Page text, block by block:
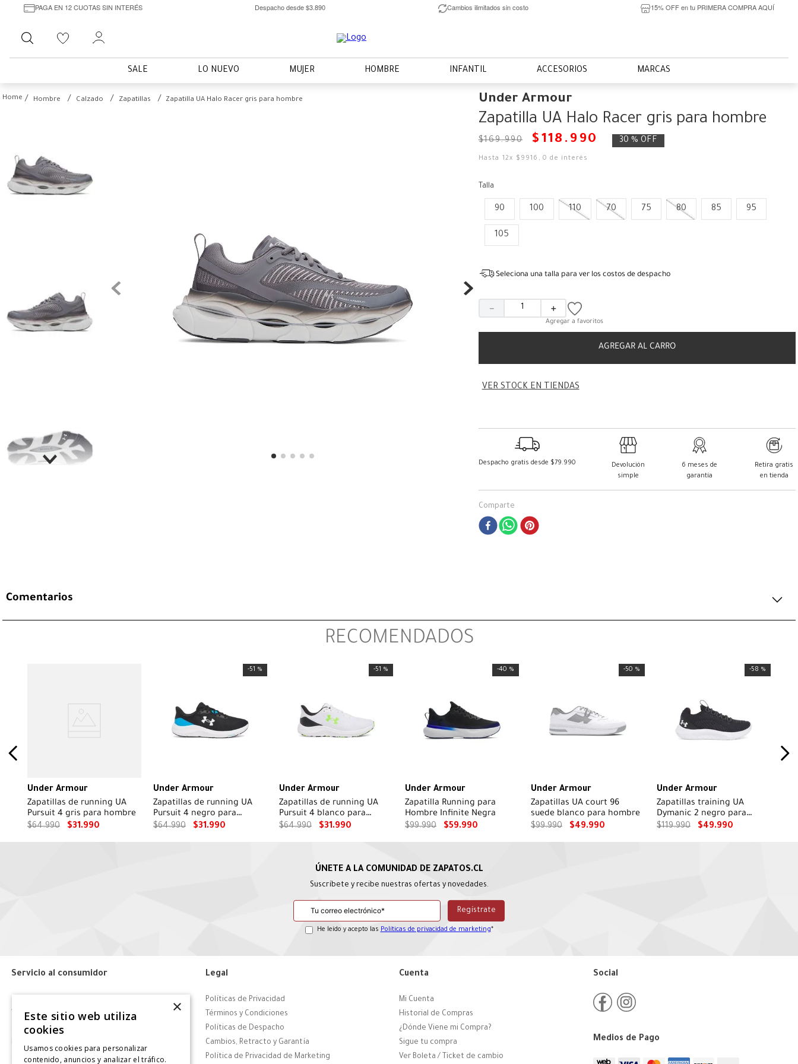
PAGA EN 12 CUOTAS SIN INTERÉS Despacho desde $3.890 Cambios ilimitados sin costo 15% OFF en tu PRIMERA COMPRA AQUÍ
Buscar
SALE LO NUEVO MUJER HOMBRE INFANTIL ACCESORIOS MARCAS
Hombre Calzado Zapatillas Zapatilla UA Halo Racer gris para hombre Under Armour
Zapatilla UA Halo Racer gris para hombre
$169.990 $ 118 . 990 30 % OFF
Hasta 12x $ 9916 ,0 de interés
Talla
90 100 110 70 75 80 85 95
105
Seleciona una talla para ver los costos de despacho
＋
－
AGREGAR AL CARRO
VER STOCK EN TIENDAS
Despacho gratis desde $79.990
Devolución
simple
6 meses de
garantía
Retira gratis
en tienda
Comparte
Comentarios
RECOMENDADOS
Under Armour
Zapatillas de running UA
Pursuit 4 gris para hombre
$64.990 $31.990
-51 %
Under Armour
Zapatillas de running UA
Pursuit 4 negro para
hombre
$64.990 $31.990
-51 %
Under Armour
Zapatillas de running UA
Pursuit 4 blanco para
hombre
$64.990 $31.990
-40 %
Under Armour
Zapatilla Running para
Hombre Infinite Negra
$99.990 $59.990
-50 %
Under Armour
Zapatillas UA court 96
suede blanco para hombre
$99.990 $49.990
-58 %
Under Armour
Zapatillas training UA
Dymanic 2 negro para
hombres
$119.990 $49.990
Suscríbete y recibe nuestras ofertas y novedades.
He leído y acepto las Políticas de privacidad de marketing*
Servicio al consumidor
Tiendas
Contáctanos
Giftcard
Legal
Políticas de Privacidad
Términos y Condiciones
Políticas de Despacho
Cambios, Retracto y Garantía
Política de Privacidad de Marketing
Cuenta
Mi Cuenta
Historial de Compras
¿Dónde Viene mi Compra?
Sigue tu compra
Ver Boleta / Ticket de cambio
Social
Medios de Pago
×
Este sitio web utiliza
cookies
Usamos cookies para personalizar
contenido, anuncios y analizar el tráfico.